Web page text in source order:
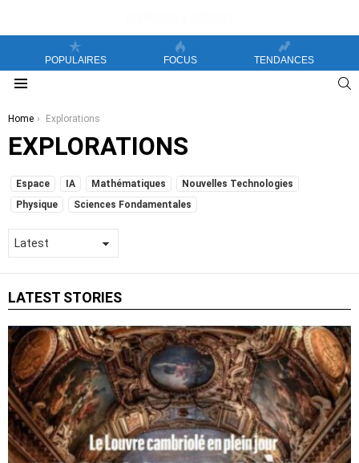
POPULAIRES FOCUS TENDANCES
You are here:
Home Explorations
EXPLORATIONS
SUBTERMS
Espace IA Mathématiques
Nouvelles Technologies
Physique
Sciences Fondamentales
LATEST STORIES